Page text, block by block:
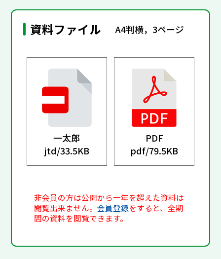
資料ファイル A4判横，3ページ
一太郎
jtd/33.5KB
PDF
pdf/79.5KB
非会員の方は公開から一年を超えた資料は
閲覧出来ません。会員登録をすると、全期
間の資料を閲覧できます。